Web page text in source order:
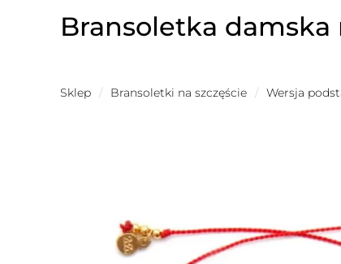
Bransoletka damska
Sklep / Bransoletki na szczęście / Wersja